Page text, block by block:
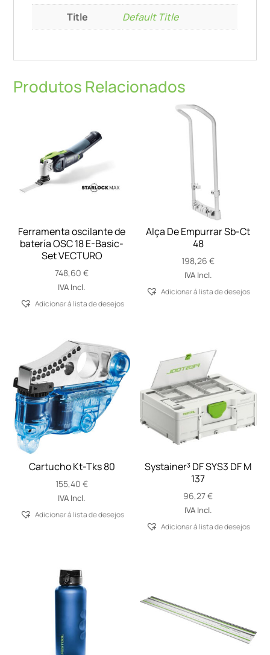
Title
Default Title
Produtos Relacionados
Ferramenta oscilante de
batería OSC 18 E-Basic-
Set VECTURO
748,60€
IVA Incl.
Adicionar á lista de desejos
Alça De Empurrar Sb-Ct
48
198,26€
IVA Incl.
Adicionar á lista de desejos
Cartucho Kt-Tks 80
155,40€
IVA Incl.
Adicionar á lista de desejos
Systainer³ DF SYS3 DF M
137
96,27€
IVA Incl.
Adicionar á lista de desejos